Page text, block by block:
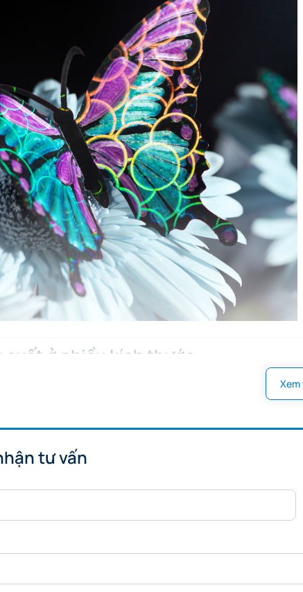
suất ở nhiều kích thước
– đáp ứng linh hoạt từ các dự án lớn đến
tư vấn